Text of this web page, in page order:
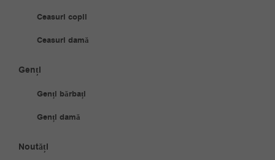
Ceasuri copii
Ceasuri damă
Genți
Genți bărbați
Genți damă
Noutăți